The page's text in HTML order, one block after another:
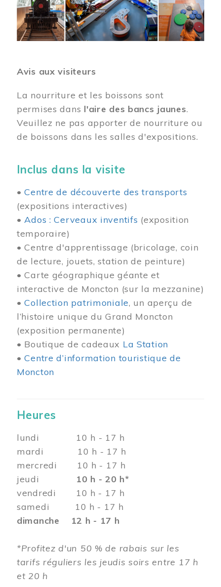
Avis aux visiteurs
La nourriture et les boissons sont
permises dans l'aire des bancs jaunes.
Veuillez ne pas apporter de nourriture ou
de boissons dans les salles d'expositions.
Inclus dans la visite
•Centre de découverte des transports
(expositions interactives)
•Ados : Cerveaux inventifs (exposition
temporaire)
• Centre d'apprentissage (bricolage, coin
de lecture, jouets, station de peinture)
• Carte géographique géante et
interactive de Moncton (sur la mezzanine)
•Collection patrimoniale, un aperçu de
l’histoire unique du Grand Moncton
(exposition permanente)
• Boutique de cadeaux La Station
•Centre d’information touristique de
Moncton
Heures
lundi 10 h - 17 h
mardi 10 h - 17 h
mercredi 10 h - 17 h
jeudi 10 h - 20 h*
vendredi 10 h - 17 h
samedi 10 h - 17 h
dimanche 12 h - 17 h
*Profitez d'un 50 % de rabais sur les
tarifs réguliers les jeudis soirs entre 17 h
et 20 h